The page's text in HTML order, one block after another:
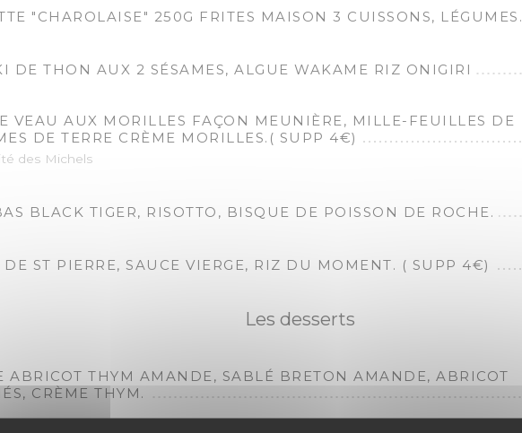
"CHAROLAISE" 250G FRITES MAISON 3 CUISSONS, LÉGUMES.
DE THON AUX 2 SÉSAMES, ALGUE WAKAME RIZ ONIGIRI
VEAU AUX MORILLES FAÇON MEUNIÈRE, MILLE-FEUILLES DE
DE TERRE CRÈME MORILLES.( SUPP 4€)
des Michels
BLACK TIGER, RISOTTO, BISQUE DE POISSON DE ROCHE.
DE ST PIERRE, SAUCE VIERGE, RIZ DU MOMENT. ( SUPP 4€)
Les desserts
ABRICOT THYM AMANDE, SABLÉ BRETON AMANDE, ABRICOT
CRÈME THYM.